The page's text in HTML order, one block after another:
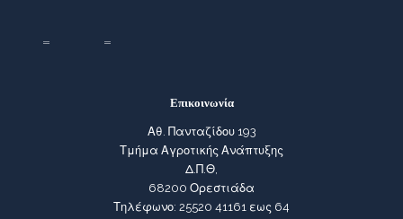
Επικοινωνία
Αθ. Πανταζίδου 193
Τμήμα Αγροτικής Ανάπτυξης
Δ.Π.Θ,
68200 Ορεστιάδα
Τηλέφωνο: 25520 41161 εως 64